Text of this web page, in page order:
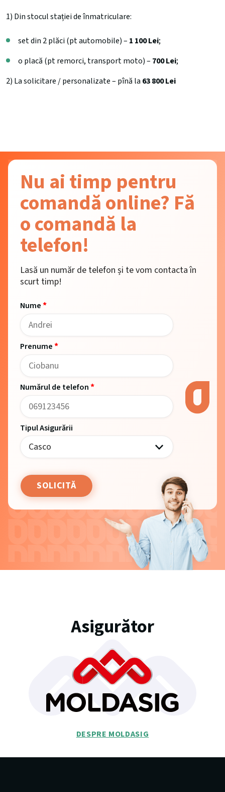
1) Din stocul stației de înmatriculare:
set din 2 plăci (pt automobile) – 1 100 Lei;
o placă (pt remorci, transport moto) – 700 Lei;
2) La solicitare / personalizate – pînă la 63 800 Lei
Nu ai timp pentru
comandă online? Fă
o comandă la
telefon!
Lasă un număr de telefon și te vom contacta în
scurt timp!
Nume*
Prenume*
Numărul de telefon*
Tipul Asigurării
Asigurător
DESPRE MOLDASIG